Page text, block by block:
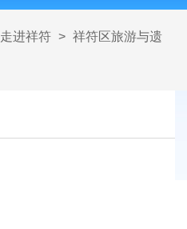
走进祥符 > 祥符区旅游与遗